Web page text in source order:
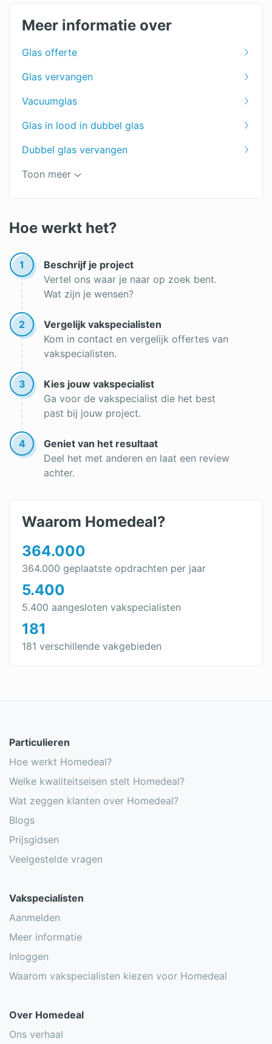
HR++ glas kosten
Meer informatie over
Glas offerte
Glas vervangen
Vacuumglas
Glas in lood in dubbel glas
Dubbel glas vervangen
Thermische breuk
Subsidie dubbel glas
Verwarmd glas
Glas in lood voorzetraam
Voorzetramen op maat
Glas repareren
Geluidswerend glas
Gehard glas
Veiligheidsglas prijs
Veiligheidsglas
Triple glas in bestaande kozijnen
Triple glas voor- en nadelen
HR++ glas in bestaande kozijnen
ramen
Condens op dubbel glas
Verschil tussen HR, HR+, HR++ en HR+++ glas
Enkel glas vervangen
De besparing van HR++ glas ten opzichte van
dubbel glas
Glas polijsten
Toon meer
Hoe werkt het?
1
Beschrijf je project
Vertel ons waar je naar op zoek bent.
Wat zijn je wensen?
2
Vergelijk vakspecialisten
Kom in contact en vergelijk offertes van
vakspecialisten.
3
Kies jouw vakspecialist
Ga voor de vakspecialist die het best
past bij jouw project.
4
Geniet van het resultaat
Deel het met anderen en laat een review
achter.
Waarom Homedeal?
364.000
364.000 geplaatste opdrachten per jaar
5.400
5.400 aangesloten vakspecialisten
181
181 verschillende vakgebieden
Particulieren
Hoe werkt Homedeal?
Welke kwaliteitseisen stelt Homedeal?
Wat zeggen klanten over Homedeal?
Blogs
Prijsgidsen
Veelgestelde vragen
Vakspecialisten
Aanmelden
Meer informatie
Inloggen
Waarom vakspecialisten kiezen voor Homedeal
Over Homedeal
Ons verhaal